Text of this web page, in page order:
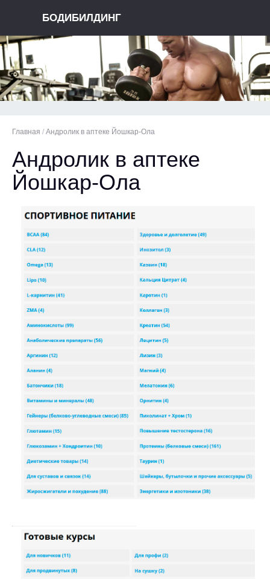
БОДИБИЛДИНГ
Главная / Андролик в аптеке Йошкар-Ола
Андролик в аптеке
Йошкар-Ола